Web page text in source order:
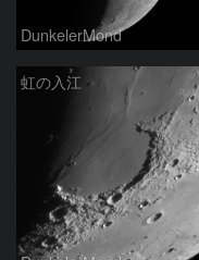
DunkelerMond
虹の入江